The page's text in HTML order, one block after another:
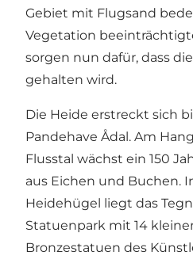
Gebiet mit Flugsand
Vegetation
sorgen nun dafür, dass
gehalten wird.
Die Heide erstreckt sich
Pandehave Ådal. Am
Flusstal wächst ein 150
aus Eichen und Buchen.
Heidehügel liegt das
Statuenpark mit 14
Bronzestatuen des